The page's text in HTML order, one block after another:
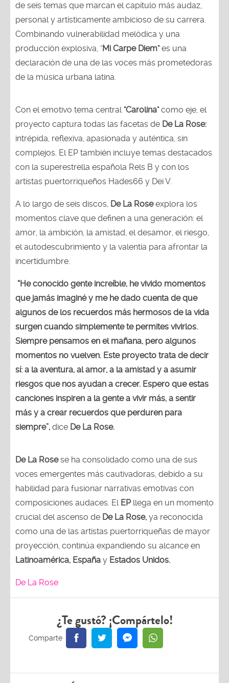
de seis temas que marcan el capítulo más audaz,
personal y artísticamente ambicioso de su carrera.
Combinando vulnerabilidad melódica y una
producción explosiva, "Mi Carpe Diem"es una
declaración de una de las voces más prometedoras
de la música urbana latina.
Con el emotivo tema central "Carolina"como eje, el
proyecto captura todas las facetas de De La Rose:
intrépida, reflexiva, apasionada y auténtica, sin
complejos. El EP también incluye temas destacados
con la superestrella española Rels B y con los
artistas puertorriqueños Hades66 y Dei V.
A lo largo de seis discos, De La Roseexplora los
momentos clave que definen a una generación: el
amor, la ambición, la amistad, el desamor, el riesgo,
el autodescubrimiento y la valentía para afrontar la
incertidumbre.
“He conocido gente increíble, he vivido momentos
que jamás imaginé y me he dado cuenta de que
algunos de los recuerdos más hermosos de la vida
surgen cuando simplemente te permites vivirlos.
Siempre pensamos en el mañana, pero algunos
momentos no vuelven. Este proyecto trata de decir
sí: a la aventura, al amor, a la amistad y a asumir
riesgos que nos ayudan a crecer. Espero que estas
canciones inspiren a la gente a vivir más, a sentir
más y a crear recuerdos que perduren para
siempre”, dice De La Rose.
De La Rosese ha consolidado como una de sus
voces emergentes más cautivadoras, debido a su
habilidad para fusionar narrativas emotivas con
composiciones audaces. El EPllega en un momento
crucial del ascenso de De La Rose, ya reconocida
como una de las artistas puertorriqueñas de mayor
proyección, continúa expandiendo su alcance en
Latinoamérica, España y Estados Unidos.
De La Rose
¿Te gustó? ¡Compártelo!